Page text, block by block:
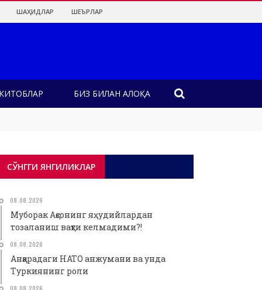
ШАҲИДЛАР ШЕЪРЛАР
КИТОБЛАР БИЗ БИЛАН АЛОҚА
СЎНГГИ ЯНГИЛИКЛАР
08.08.2026
Муборак Ақсонинг яҳудийлардан
тозаланиш вақти келмадими?!
08.08.2026
Анқарадаги НАТО анжумани ва унда
Туркиянинг роли
08.08.2026